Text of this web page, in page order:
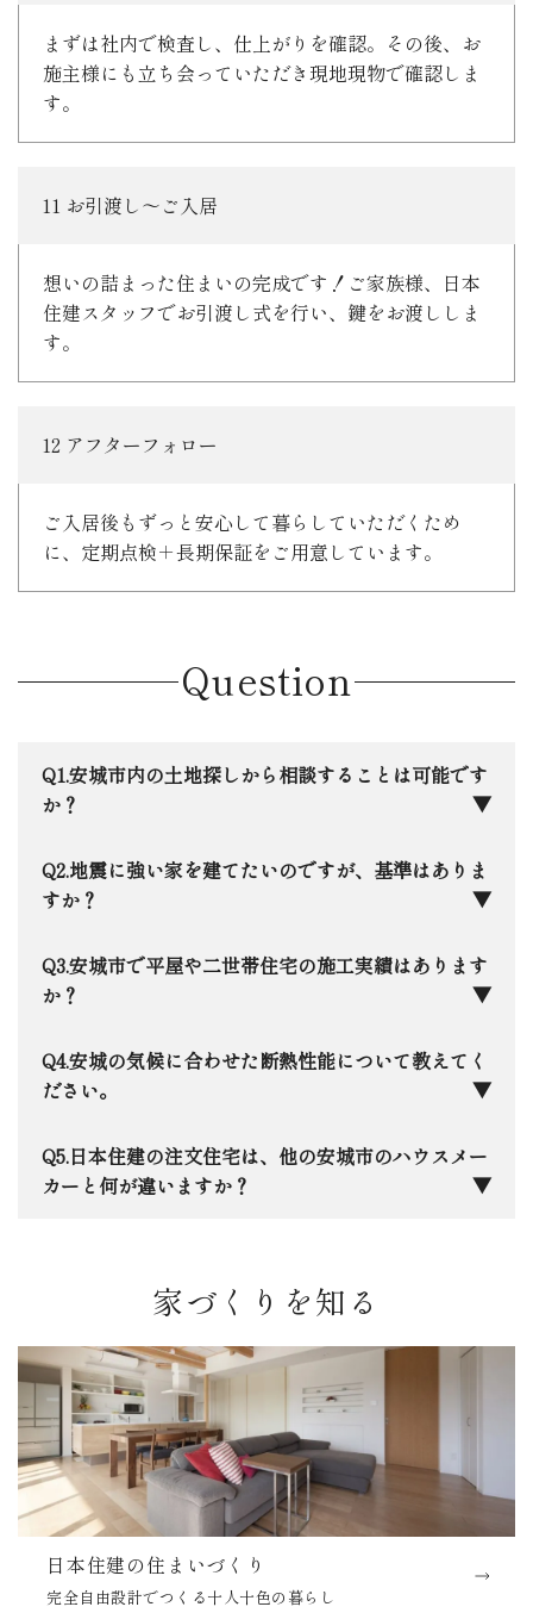
まずは社内で検査し、仕上がりを確認。その後、お
施主様にも立ち会っていただき現地現物で確認しま
す。
11 お引渡し～ご入居
想いの詰まった住まいの完成です！ご家族様、日本
住建スタッフでお引渡し式を行い、鍵をお渡ししま
す。
12 アフターフォロー
ご入居後もずっと安心して暮らしていただくため
に、定期点検＋長期保証をご用意しています。
Question
安城市内の土地探しから相談することは可能です
か？
もちろんです。安城市に本社を構える地元企業と
して、ネットには載らないような地元の土地情報も
らぽーと安城」周辺から、落ち着いた学区まで、住
宅のプロの目線で「お客様にとって本当にいい家が
地震に強い家を建てたいのですが、基準はありま
すか？
日本住建では、全棟で最高等級の「耐震等級3」
をクリアするのはもちろん、さらに踏み込んだ許容
計算による構造解析も実施しています。万が一の震
災時に「自分の家が一番安全な避難所」として、家
ています。
安城市で平屋や二世帯住宅の施工実績はあります
か？
はい、安城市内でも数多くの実績がございます。
私たちは完全自由設計ですので、「趣味を楽しめる
帯」など、決まった形はありません。実際の施工事
例をご覧いただきながら、ご家族に合わせた最適な
安城の気候に合わせた断熱性能について教えてく
ださい。
三河エリア特有の「夏の蒸し暑さ」と「冬の底冷
え」は意外と厳しいものです。当社ではHEAT20
を抑えながら、一年中素足で過ごせる心地よさを大
日本住建の注文住宅は、他の安城市のハウスメー
カーと何が違いますか？
性能とデザインのバランス、そして創業50年で培っ
た「設計の自由度」と「地元への責任感」です。大
手の安心感と地元の工務店のような細やかさ、その
両方を兼ね備えていると自負しています。安城に本
社があるからこそ、お引き渡し後のメンテナンスに
も迅速に駆けつけます。
家づくりを知る
日本住建の住まいづくり
完全自由設計でつくる十人十色の暮らし